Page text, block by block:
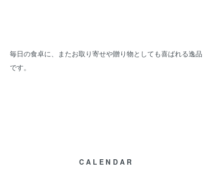
毎日の食卓に、またお取り寄せや贈り物としても喜ばれる逸品
です。
CALENDAR